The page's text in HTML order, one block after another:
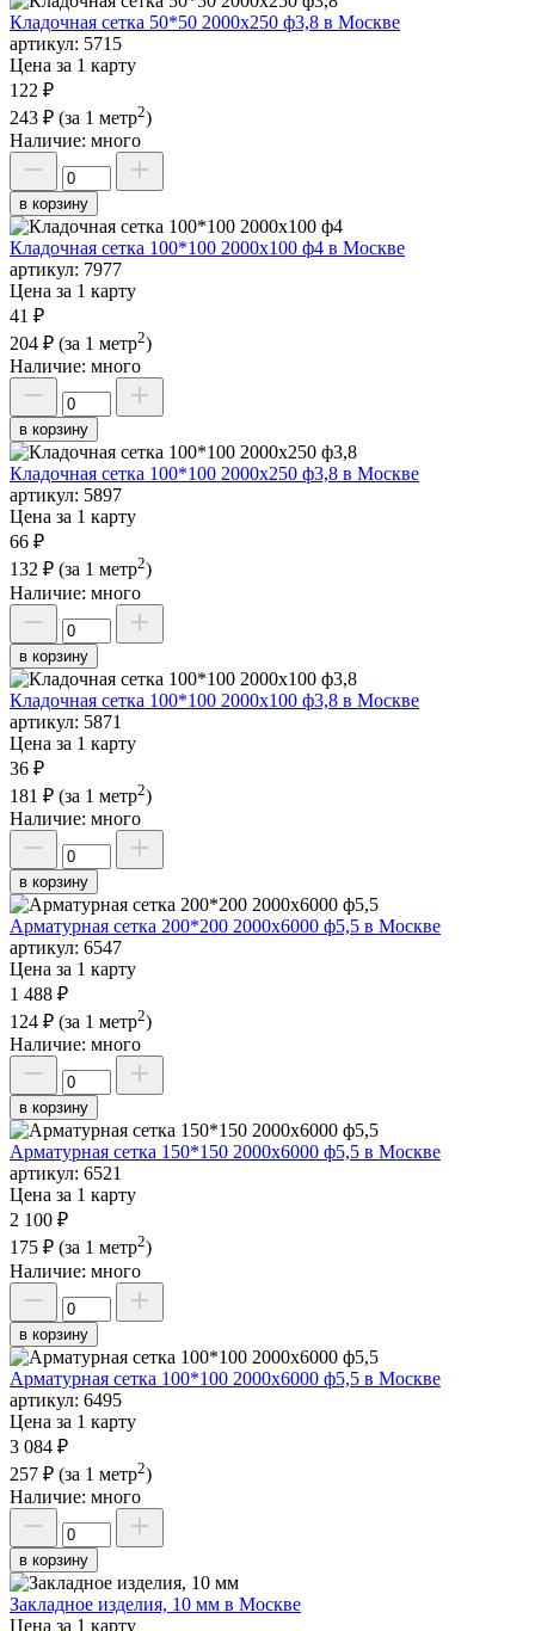
Кладочная сетка 50*50 2000х250 ф3,8 в Москве
артикул: 5715
Цена за 1 карту
122 ₽
243 ₽ (за 1 метр2)
Наличие: много
в корзину
Кладочная сетка 100*100 2000х100 ф4 в Москве
артикул: 7977
Цена за 1 карту
41 ₽
204 ₽ (за 1 метр2)
Наличие: много
в корзину
Кладочная сетка 100*100 2000х250 ф3,8 в Москве
артикул: 5897
Цена за 1 карту
66 ₽
132 ₽ (за 1 метр2)
Наличие: много
в корзину
Кладочная сетка 100*100 2000х100 ф3,8 в Москве
артикул: 5871
Цена за 1 карту
36 ₽
181 ₽ (за 1 метр2)
Наличие: много
в корзину
Арматурная сетка 200*200 2000х6000 ф5,5 в Москве
артикул: 6547
Цена за 1 карту
1 488 ₽
124 ₽ (за 1 метр2)
Наличие: много
в корзину
Арматурная сетка 150*150 2000х6000 ф5,5 в Москве
артикул: 6521
Цена за 1 карту
2 100 ₽
175 ₽ (за 1 метр2)
Наличие: много
в корзину
Арматурная сетка 100*100 2000х6000 ф5,5 в Москве
артикул: 6495
Цена за 1 карту
3 084 ₽
257 ₽ (за 1 метр2)
Наличие: много
в корзину
Закладное изделия, 10 мм в Москве
Цена за 1 карту